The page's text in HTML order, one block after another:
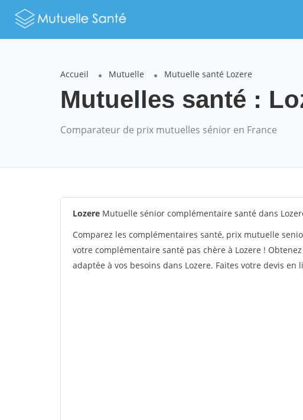
Accueil Mutuelle Mutuelle santé Lozere
Mutuelles santé :
Comparateur de prix mutuelles sénior en France
Lozere Mutuelle sénior complémentaire santé dans
Comparez les complémentaires santé, prix mutuelle
votre complémentaire santé pas chère à Lozere !
adaptée à vos besoins dans Lozere. Faites votre devis en